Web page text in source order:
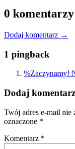
0 komentarzy
Dodaj komentarz →
1 pingback
%Zaczynamy!
Dodaj komentarz
Twój adres e-mail nie
oznaczone *
Komentarz *